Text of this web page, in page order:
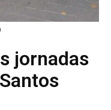
jornadas